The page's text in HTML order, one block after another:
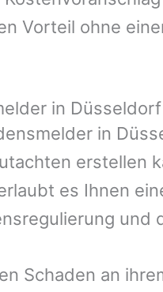
Vorteil ohne
in
in
erstellen
es Ihnen
und
Schaden an